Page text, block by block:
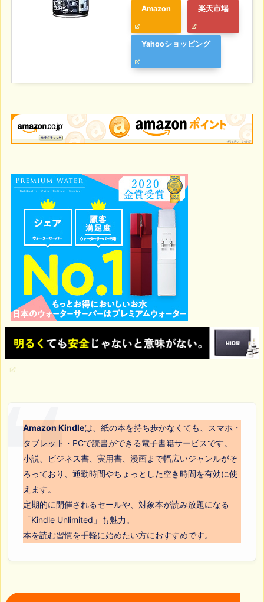
Amazon 楽天市場
Yahooショッピング
Amazon Kindleは、紙の本を持ち歩かなくても、スマホ・
タブレット・PCで読書ができる電子書籍サービスです。
小説、ビジネス書、実用書、漫画まで幅広いジャンルがそ
ろっており、通勤時間やちょっとした空き時間を有効に使
えます。
定期的に開催されるセールや、対象本が読み放題になる
「Kindle Unlimited」も魅力。
本を読む習慣を手軽に始めたい方におすすめです。